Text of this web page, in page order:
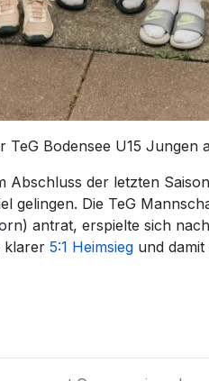
TeG Bodensee U15 Jungen
Abschluss der letzten
gelingen. Die TeG
antrat, erspielte sich
klarer 5:1 Heimsieg und